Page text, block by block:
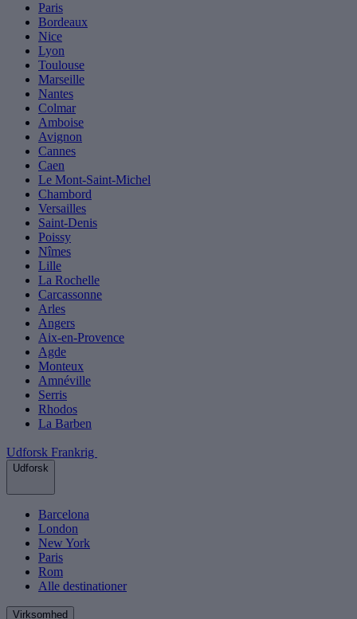
Paris
Bordeaux
Nice
Lyon
Toulouse
Marseille
Nantes
Colmar
Amboise
Avignon
Cannes
Caen
Le Mont-Saint-Michel
Chambord
Versailles
Saint-Denis
Poissy
Nîmes
Lille
La Rochelle
Carcassonne
Arles
Angers
Aix-en-Provence
Agde
Monteux
Amnéville
Serris
Rhodos
La Barben
Udforsk Frankrig
Udforsk
Barcelona
London
New York
Paris
Rom
Alle destinationer
Virksomhed